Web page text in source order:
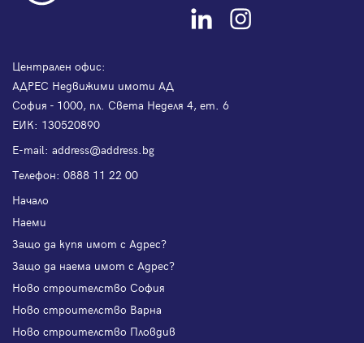
Централен офис:
АДРЕС Недвижими имоти АД
София - 1000, пл. Света Неделя 4, ет. 6
ЕИК: 130520890
Е-mail: address@address.bg
Телефон: 0888 11 22 00
Начало
Наеми
Защо да купя имот с Адрес?
Защо да наема имот с Адрес?
Ново строителство София
Ново строителство Варна
Ново строителство Пловдив